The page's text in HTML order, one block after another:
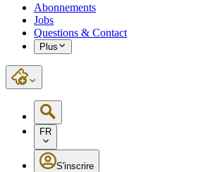
Abonnements
Jobs
Questions & Contact
Plus
FR
S'inscrire